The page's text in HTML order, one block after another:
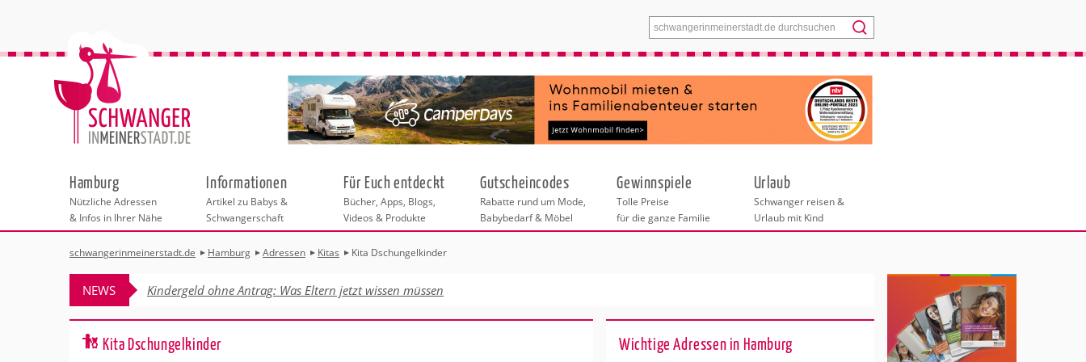
Menü
Hamburg
Nützliche Adressen
& Infos in Ihrer Nähe
Städteauswahl
Adressen
Hebammen
Geburtshäuser
Frauenärzte
Behördengänge &
Checklisten
Beratungsstellen
Kinderwunschzentren in Hamburg
Schwangerschaftskurse
Erste Hilfe & Beratung
Rückbildung
Shopping
Wellness & Gesundheit
Fotografie & Dienstleistungen
Informationen
Artikel zu Babys &
Schwangerschaft
Für Euch entdeckt
Bücher, Apps, Blogs,
Videos & Produkte
Gutscheincodes
Rabatte rund um Mode,
Babybedarf & Möbel
Gewinnspiele
Tolle Preise
für die ganze Familie
Urlaub
Schwanger reisen &
Urlaub mit Kind
schwangerinmeinerstadt.de Hamburg Adressen Kitas Kita Dschungelkinder
NEWS Kindergeld ohne Antrag: Was Eltern jetzt wissen müssen
Kita Dschungelkinder Wichtige Adressen in Hamburg